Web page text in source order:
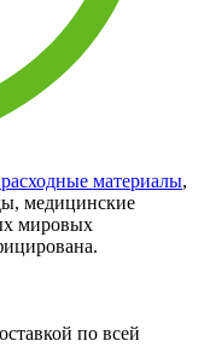
материалы,
медицинские
мировых
по всей